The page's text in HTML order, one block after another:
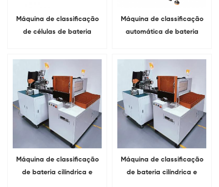
Máquina de classificação
de células de bateria
barras
Máquina de classificação
automática de bateria
Máquina de classificação
de bateria cilíndrica e
Máquina de classificação
de bateria cilíndrica e